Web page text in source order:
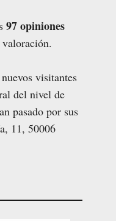
97 opiniones
visitantes
del nivel de
pasado por sus
11, 50006